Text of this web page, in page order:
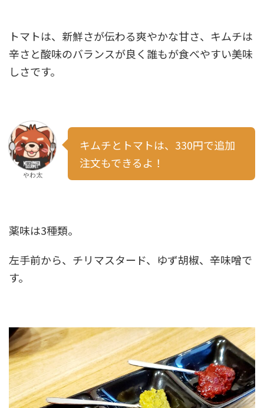
トマトは、新鮮さが伝わる爽やかな甘さ、キムチは
辛さと酸味のバランスが良く誰もが食べやすい美味
しさです。
やわ太
キムチとトマトは、330円で追加
注文もできるよ！
薬味は3種類。
左手前から、チリマスタード、ゆず胡椒、辛味噌で
す。